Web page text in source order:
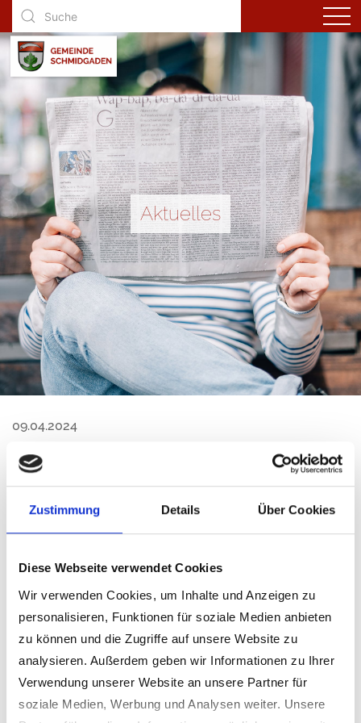
Zustimmung Details Über Cookies
Diese Webseite verwendet Cookies
Wir verwenden Cookies, um Inhalte und Anzeigen zu
personalisieren, Funktionen für soziale Medien anbieten
zu können und die Zugriffe auf unsere Website zu
analysieren. Außerdem geben wir Informationen zu Ihrer
Verwendung unserer Website an unsere Partner für
soziale Medien, Werbung und Analysen weiter. Unsere
Aktuelles
09.04.2024
Erneuerbare Energien - Photovoltaik-
Freiflächenanlagen
Derzeit gibt es in der Gemeinde Schmidgaden folgende
kurz vor Errichtung – rote Markierung.
Für die gelb markierten Bereiche wurde ein
Aufstellungsbeschluss gefasst, um dort ein
Bauleitplanverfahren zur Aufstellung eines
vorhabenbezogenen Bebauungsplans mit paralleler
Flächennutzungsplanänderung durchzuführen. Bei dem